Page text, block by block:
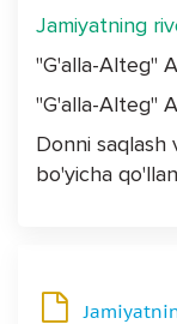
Jamiyatning
"G'alla-Alteg"
"G'alla-Alteg"
Donni saqlash
bo'yicha